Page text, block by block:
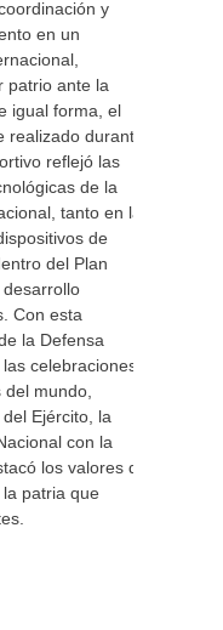
y
en un
patrio ante la
igual forma, el
durante
reflejó las
de la
tanto en la
de
del Plan
Con esta
la Defensa
celebraciones
mundo,
Ejército, la
con la
los valores de
patria que